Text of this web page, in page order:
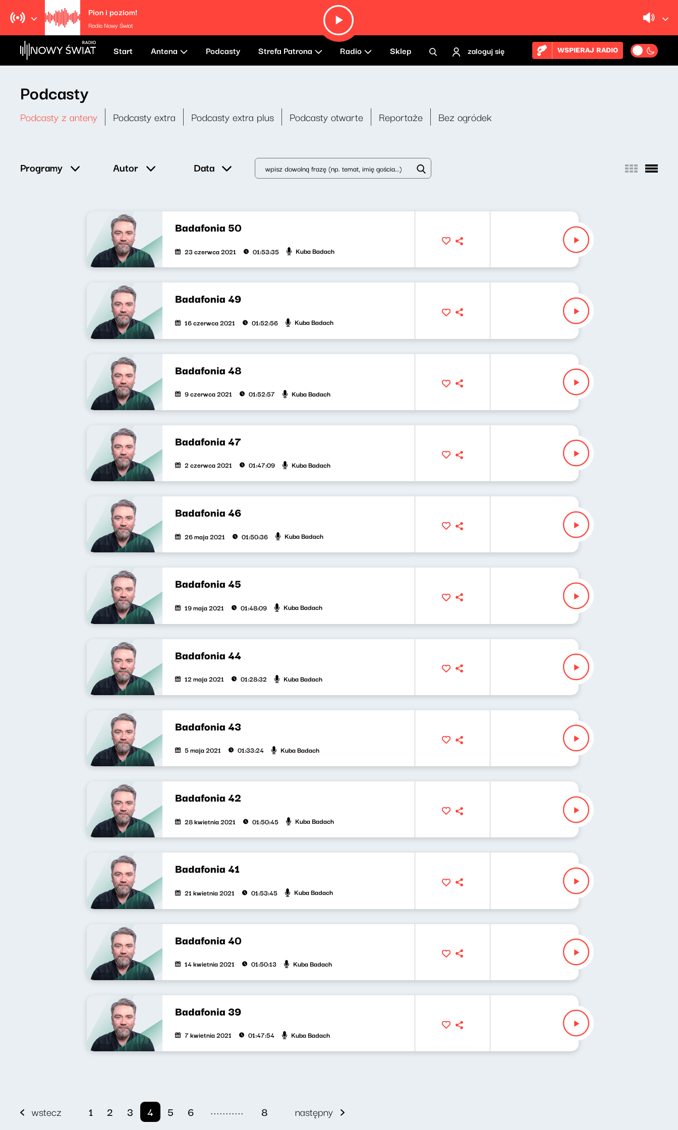
Pion i poziom!
Radio Nowy Świat
Start Antena Podcasty Strefa Patrona Radio Sklep zaloguj się WSPIERAJ RADIO
Podcasty
Podcasty z anteny Podcasty extra Podcasty extra plus Podcasty otwarte Reportaże Bez ogródek
Programy Autor Data
Badafonia 50
23 czerwca 2021 01:53:35 Kuba Badach
Badafonia 49
16 czerwca 2021 01:52:56 Kuba Badach
Badafonia 48
9 czerwca 2021 01:52:57 Kuba Badach
Badafonia 47
2 czerwca 2021 01:47:09 Kuba Badach
Badafonia 46
26 maja 2021 01:50:36 Kuba Badach
Badafonia 45
19 maja 2021 01:48:09 Kuba Badach
Badafonia 44
12 maja 2021 01:28:32 Kuba Badach
Badafonia 43
5 maja 2021 01:33:24 Kuba Badach
Badafonia 42
28 kwietnia 2021 01:50:45 Kuba Badach
Badafonia 41
21 kwietnia 2021 01:53:45 Kuba Badach
Badafonia 40
14 kwietnia 2021 01:50:13 Kuba Badach
Badafonia 39
7 kwietnia 2021 01:47:54 Kuba Badach
wstecz 1 2 3 4 5 6 ........... 8 następny